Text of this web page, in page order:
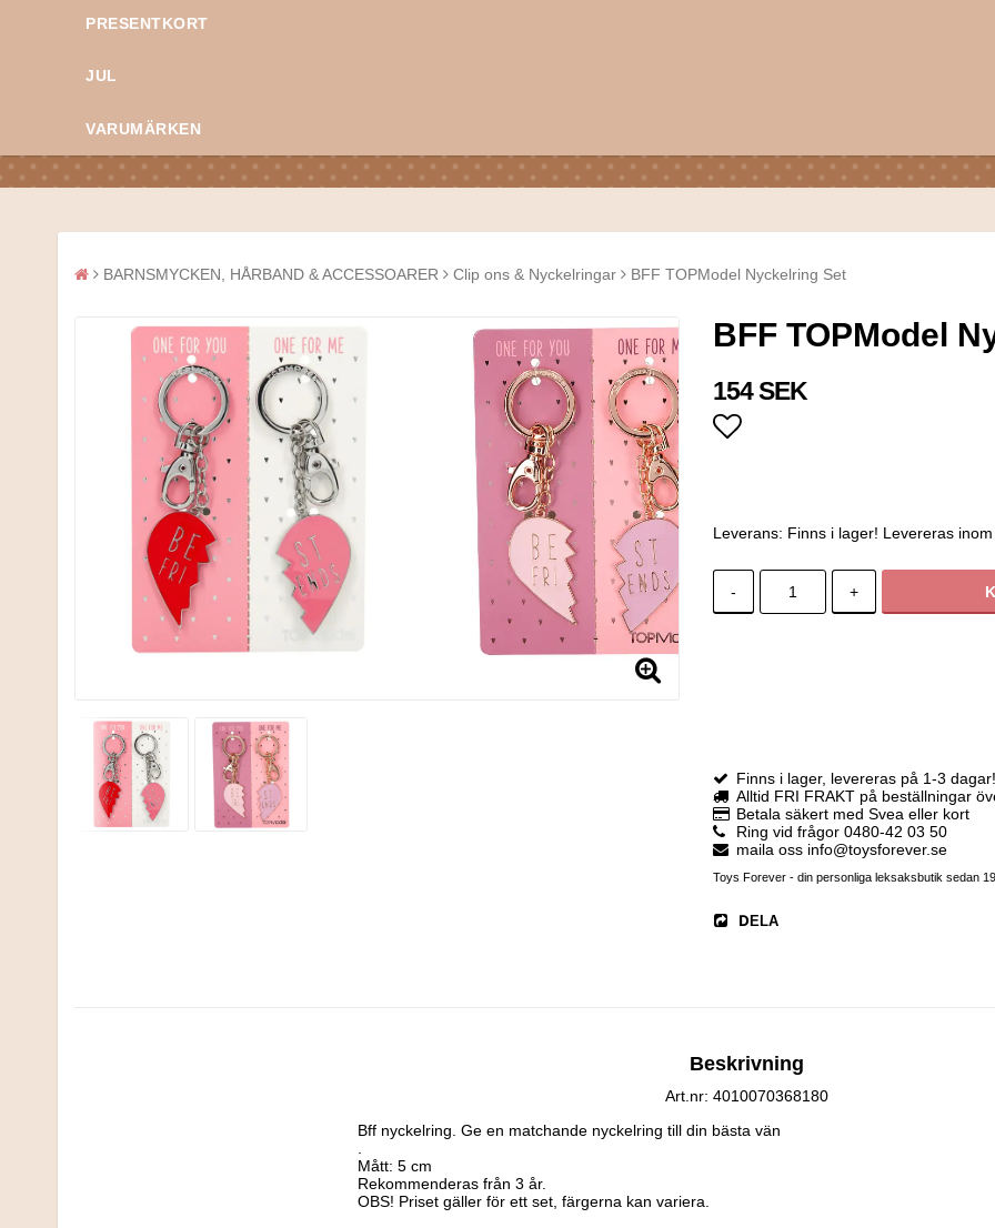
PRESENTKORT
JUL
VARUMÄRKEN
BARNSMYCKEN, HÅRBAND & ACCESSOARER Clip ons & Nyckelringar BFF TOPModel Nyckelring Set
BFF TOPModel
154 SEK
Leverans: Finns i lager! Levereras
- +
Finns i lager, levereras på 1-3 dagar!
Alltid FRI FRAKT på beställningar
Betala säkert med Svea eller kort
Ring vid frågor 0480-42 03 50
maila oss info@toysforever.se
Toys Forever - din personliga leksaksbutik sedan
DELA
Beskrivning
Art.nr: 4010070368180
Bff nyckelring. Ge en matchande nyckelring till din bästa vän
Mått: 5 cm
Rekommenderas från 3 år.
OBS! Priset gäller för ett set, färgerna kan variera.